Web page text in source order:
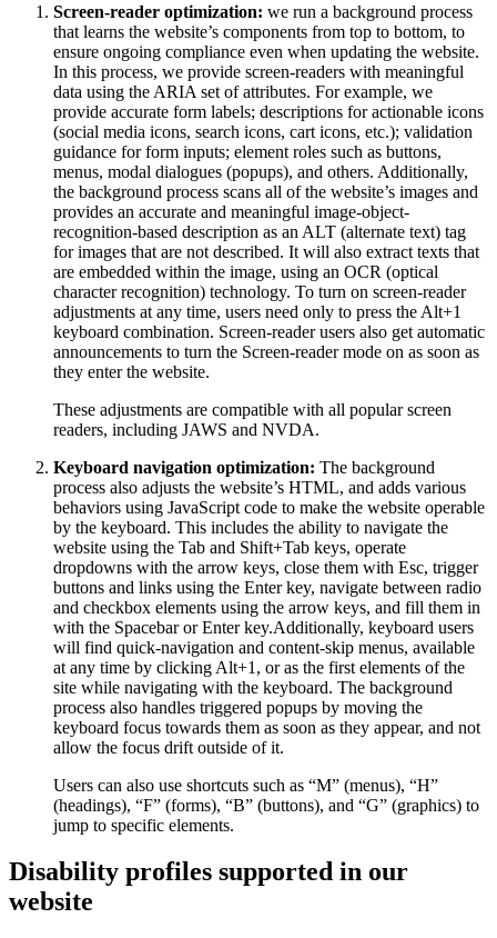
Screen-reader optimization: we run a background process
that learns the website’s components from top to bottom, to
ensure ongoing compliance even when updating the website.
In this process, we provide screen-readers with meaningful
data using the ARIA set of attributes. For example, we
provide accurate form labels; descriptions for actionable icons
(social media icons, search icons, cart icons, etc.); validation
guidance for form inputs; element roles such as buttons,
menus, modal dialogues (popups), and others. Additionally,
the background process scans all of the website’s images and
provides an accurate and meaningful image-object-
recognition-based description as an ALT (alternate text) tag
for images that are not described. It will also extract texts that
are embedded within the image, using an OCR (optical
character recognition) technology. To turn on screen-reader
adjustments at any time, users need only to press the Alt+1
keyboard combination. Screen-reader users also get automatic
announcements to turn the Screen-reader mode on as soon as
they enter the website.
These adjustments are compatible with all popular screen
readers, including JAWS and NVDA.
Keyboard navigation optimization: The background
process also adjusts the website’s HTML, and adds various
behaviors using JavaScript code to make the website operable
by the keyboard. This includes the ability to navigate the
website using the Tab and Shift+Tab keys, operate
dropdowns with the arrow keys, close them with Esc, trigger
buttons and links using the Enter key, navigate between radio
and checkbox elements using the arrow keys, and fill them in
with the Spacebar or Enter key.Additionally, keyboard users
will find quick-navigation and content-skip menus, available
at any time by clicking Alt+1, or as the first elements of the
site while navigating with the keyboard. The background
process also handles triggered popups by moving the
keyboard focus towards them as soon as they appear, and not
allow the focus drift outside of it.
Users can also use shortcuts such as “M” (menus), “H”
(headings), “F” (forms), “B” (buttons), and “G” (graphics) to
jump to specific elements.
Disability profiles supported in our
website